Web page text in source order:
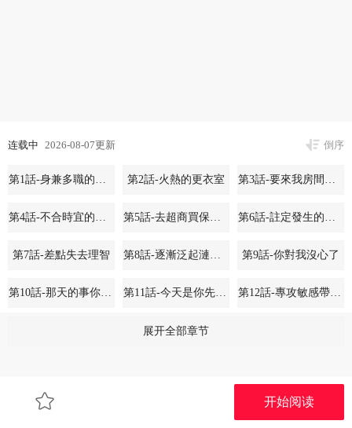
连载中 2026-08-07更新 倒序
第1話-身兼多職的總監 第2話-火熱的更衣室 第3話-要來我房間喝一杯嗎?
第4話-不合時宜的正裝打扮 第5話-去超商買保險套的女人 第6話-註定發生的意外
第7話-差點失去理智 第8話-逐漸泛起漣漪的日常 第9話-你對我沒心了
第10話-那天的事你都忘了? 第11話-今天是你先勾引我的 第12話-專攻敏感帶的巨物
开始阅读
展开全部章节